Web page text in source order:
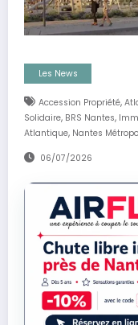
Les News
Accession Propriété,
Solidaire, BRS Nantes,
Atlantique, Nantes
06/07/2026